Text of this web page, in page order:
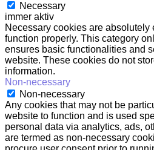
Necessary
immer aktiv
Necessary cookies are absolutely
function properly. This category
ensures basic functionalities and
website. These cookies do not
information.
Non-necessary
Non-necessary
Any cookies that may not be
website to function and is used
personal data via analytics, ads,
are termed as non-necessary